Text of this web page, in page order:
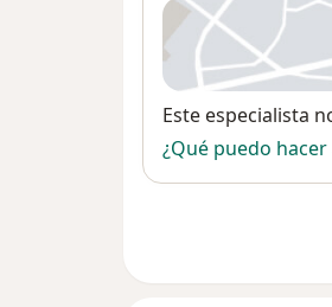
Disponibilidad
Este especialista
¿Qué puedo